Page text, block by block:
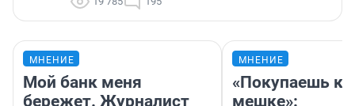
МНЕНИЕ
Мой банк меня
бережет. Журналист
МНЕНИЕ
«Покупаешь
мешке»: